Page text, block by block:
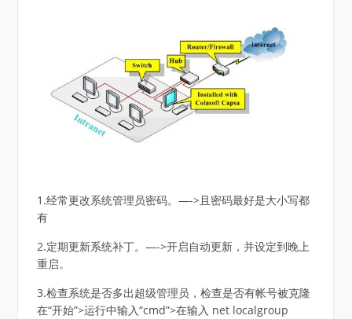
1.经常更改系统管理员密码。—->且密码最好是大小写都
有
2.定期更新系统补丁。—->开启自动更新，并设定到晚上
重启。
3.检查系统是否多出超级管理员，检查是否有帐号被克隆
在“开始”>运行中输入“cmd”>在输入 net localgroup